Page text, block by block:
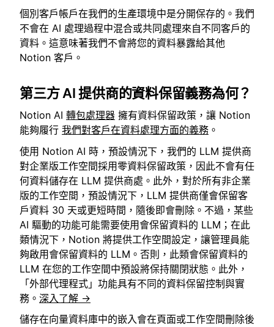
個別客戶帳戶在我們的生產環境中是分開保存的。我們
不會在 AI 處理過程中混合或共同處理來自不同客戶的
資料。這意味著我們不會將您的資料暴露給其他
Notion 客戶。
第三方 AI 提供商的資料保留義務為何？
Notion AI 轉包處理器 擁有資料保留政策，讓 Notion
能夠履行 我們對客戶在資料處理方面的義務 。
使用 Notion AI 時，預設情況下，我們的 LLM 提供商
對企業版工作空間採用零資料保留政策，因此不會有任
何資料儲存在 LLM 提供商處。此外，對於所有非企業
版的工作空間，預設情況下，LLM 提供商僅會保留客
戶資料 30 天或更短時間，隨後即會刪除。不過，某些
AI 驅動的功能可能需要使用會保留資料的 LLM；在此
類情況下，Notion 將提供工作空間設定，讓管理員能
夠啟用會保留資料的 LLM。否則，此類會保留資料的
LLM 在您的工作空間中預設將保持關閉狀態。此外，
「外部代理程式」功能具有不同的資料保留控制與實
務。 深入了解 →
儲存在向量資料庫中的嵌入會在頁面或工作空間刪除後